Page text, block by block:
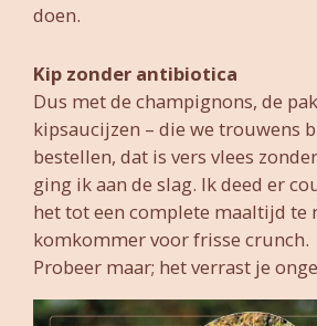
doen.
Kip zonder antibiotica
Dus met de champignons, de
kipsaucijzen – die we trouwens
bestellen, dat is vers vlees
ging ik aan de slag. Ik deed er
het tot een complete maaltijd te
komkommer voor frisse crunch.
Probeer maar; het verrast je